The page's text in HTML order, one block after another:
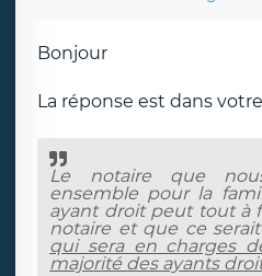
Bonjour
La réponse est dans
Le notaire que
ensemble pour la
ayant droit peut tout à
notaire et que ce serait
qui sera en charges
majorité des ayants